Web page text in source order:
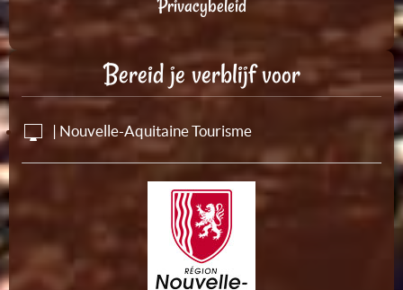
Privacybeleid
Bereid je verblijf voor
| Nouvelle-Aquitaine Tourisme